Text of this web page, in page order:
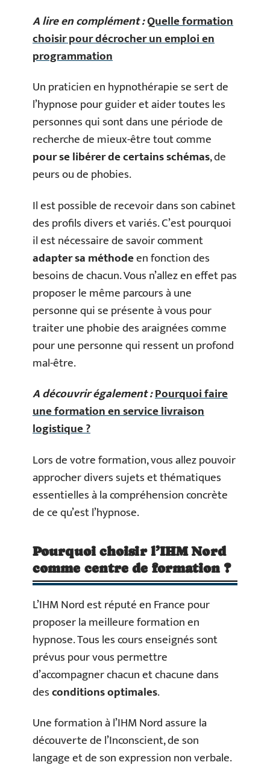
A lire en complément :Quelle formation
choisir pour décrocher un emploi en
programmation
Un praticien en hypnothérapie se sert de
l’hypnose pour guider et aider toutes les
personnes qui sont dans une période de
recherche de mieux-être tout comme
pour se libérer de certains schémas, de
peurs ou de phobies.
Il est possible de recevoir dans son cabinet
des profils divers et variés. C’est pourquoi
il est nécessaire de savoir comment
adapter sa méthodeen fonction des
besoins de chacun. Vous n’allez en effet pas
proposer le même parcours à une
personne qui se présente à vous pour
traiter une phobie des araignées comme
pour une personne qui ressent un profond
mal-être.
A découvrir également :Pourquoi faire
une formation en service livraison
logistique ?
Lors de votre formation, vous allez pouvoir
approcher divers sujets et thématiques
essentielles à la compréhension concrète
de ce qu’est l’hypnose.
Pourquoi choisir l’IHM Nord
comme centre de formation ?
L’IHM Nord est réputé en France pour
proposer la meilleure formation en
hypnose. Tous les cours enseignés sont
prévus pour vous permettre
d’accompagner chacun et chacune dans
desconditions optimales.
Une formation à l’IHM Nord assure la
découverte de l’Inconscient, de son
langage et de son expression non verbale.